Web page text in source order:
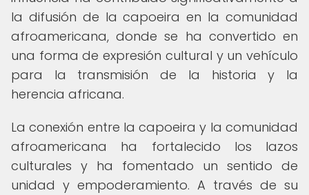
la difusión de la capoeira en la comunidad
afroamericana, donde se ha convertido en
una forma de expresión cultural y un vehículo
para la transmisión de la historia y la
herencia africana.
La conexión entre la capoeira y la comunidad
afroamericana ha fortalecido los lazos
culturales y ha fomentado un sentido de
unidad y empoderamiento. A través de su